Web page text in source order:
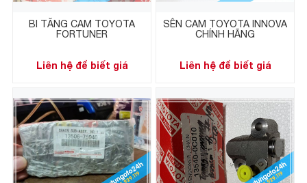
BI TĂNG CAM TOYOTA
FORTUNER
Liên hệ để biết giá
SÊN CAM TOYOTA INNOVA
CHÍNH HÃNG
Liên hệ để biết giá